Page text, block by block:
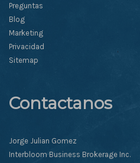
Preguntas
Blog
Marketing
Privacidad
Sitemap
Contactanos
Jorge Julian Gomez
Interbloom Business Brokerage Inc.